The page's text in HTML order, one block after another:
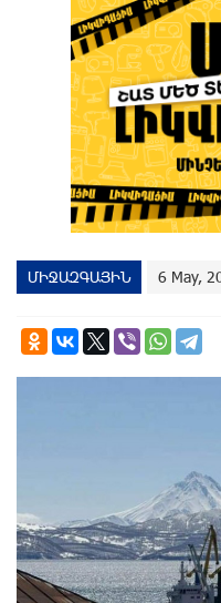
ՄԻՋԱԶԳԱՅԻՆ 6 May,